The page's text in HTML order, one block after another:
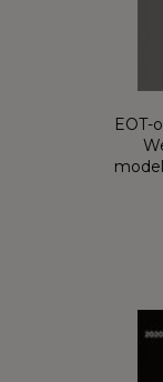
EOT-